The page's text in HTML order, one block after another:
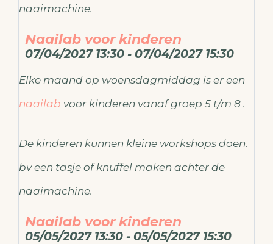
naaimachine.
Naailab voor kinderen
07/04/2027 13:30 - 07/04/2027 15:30
Elke maand op woensdagmiddag is er een
naailab voor kinderen vanaf groep 5 t/m 8 .
De kinderen kunnen kleine workshops doen.
bv een tasje of knuffel maken achter de
naaimachine.
Naailab voor kinderen
05/05/2027 13:30 - 05/05/2027 15:30